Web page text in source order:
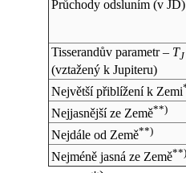
Průchody odsluním (v JD)
Tisserandův parametr – TJ
(vztažený k Jupiteru)
Největší přiblížení k Zemi
Nejjasnější ze Země**)
Nejdále od Země**)
Nejméně jasná ze Země**)